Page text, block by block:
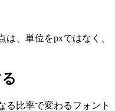
は、単位をpxではなく、
る比率で変わるフォント